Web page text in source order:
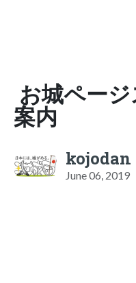
お城ペー
案内
kojodan
June 06, 2019